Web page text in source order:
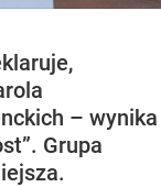
– wynika
Grupa